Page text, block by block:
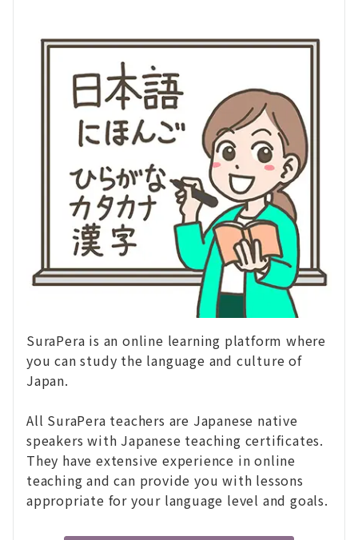
SuraPera is an online learning platform where
you can study the language and culture of
Japan.
All SuraPera teachers are Japanese native
speakers with Japanese teaching certificates.
They have extensive experience in online
teaching and can provide you with lessons
appropriate for your language level and goals.